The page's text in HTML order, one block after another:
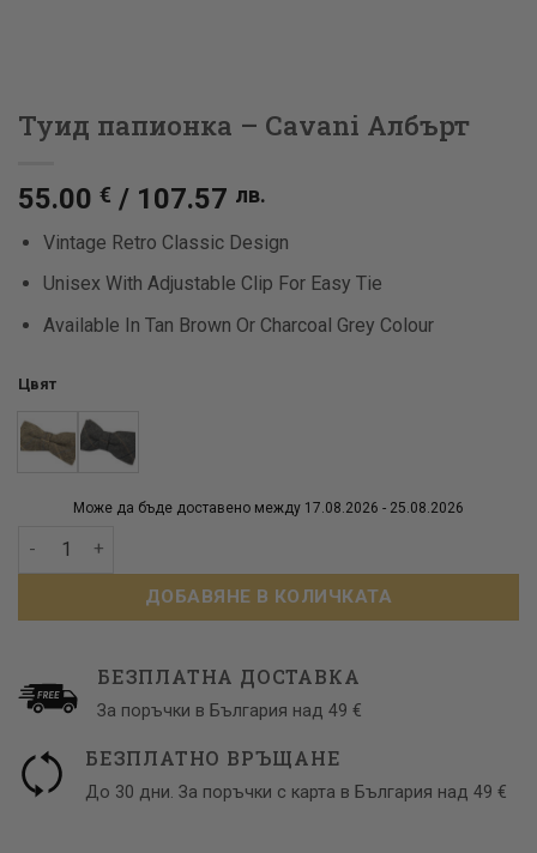
Туид папионка – Cavani Албърт
55.00 € / 107.57 лв.
Vintage Retro Classic Design
Unisex With Adjustable Clip For Easy Tie
Available In Tan Brown Or Charcoal Grey Colour
Цвят
Може да бъде доставено между 17.08.2026 - 25.08.2026
количество за Туид папионка - Cavani Албърт
ДОБАВЯНЕ В КОЛИЧКАТА
БЕЗПЛАТНА ДОСТАВКА
За поръчки в България над 49 €
БЕЗПЛАТНО ВРЪЩАНЕ
До 30 дни. За поръчки с карта в България над 49 €